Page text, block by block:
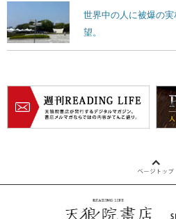
世界中の人に被爆の
望。